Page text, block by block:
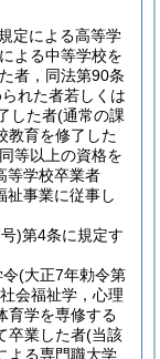
定による高等学
による中等学校を
者，同法第90条
れた者若しくは
した者(通常の課
教育を修了した
等以上の資格を
等学校卒業者
祉事業に従事し
)第4条に規定す
令(大正7年勅令第
会福祉学，心理
育学を専修する
卒業した者(当該
よる専門職大学